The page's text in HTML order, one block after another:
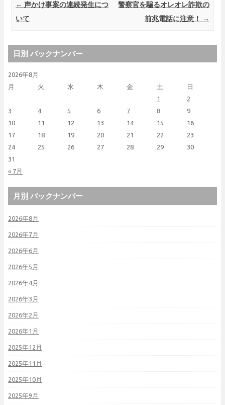
Post navigation
← 声かけ事案の連続発生につ
いて
警察官を騙るオレオレ詐欺の
前兆電話に注意！
→
日別 バックナンバー
2026年8月
月
火 水 木 金 土 日
« 7月
1
2
3
4 5 6 7 8
9
10
11 12 13 14 15
16
17
18 19 20 21 22
23
24
25 26 27 28 29
30
31
月別 バックナンバー
2026年8月
2026年7月
2026年6月
2026年5月
2026年4月
2026年3月
2026年2月
2026年1月
2025年12月
2025年11月
2025年10月
2025年9月